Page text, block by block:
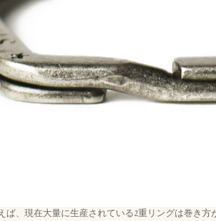
ば、現在大量に生産されている2重リングは巻き方